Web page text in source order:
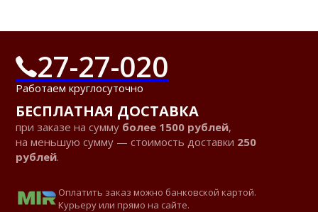
27-27-020
Работаем круглосуточно
БЕСПЛАТНАЯ ДОСТАВКА
при заказе на сумму более 1500 рублей,
на меньшую сумму — стоимость доставки 250
рублей.
Оплатить заказ можно банковской картой.
Курьеру или прямо на сайте.